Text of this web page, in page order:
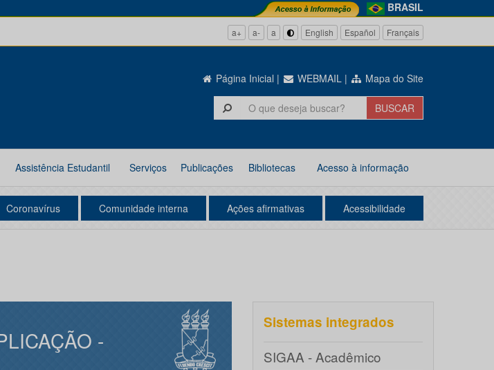
BRASIL
a+ a- a English Español Français
Página Inicial | WEBMAIL | Mapa do Site
Assistência Estudantil Serviços Publicações Bibliotecas Acesso à informação
Coronavírus Comunidade interna Ações afirmativas Acessibilidade
-
Sistemas integrados
SIGAA - Acadêmico